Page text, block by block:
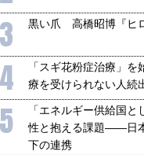
3 黒い爪 高橋昭博『ヒ
4
「スギ花粉症治療」
療を受けられない人続
5
「エネルギー供給国
性と抱える課題――日
下の連携